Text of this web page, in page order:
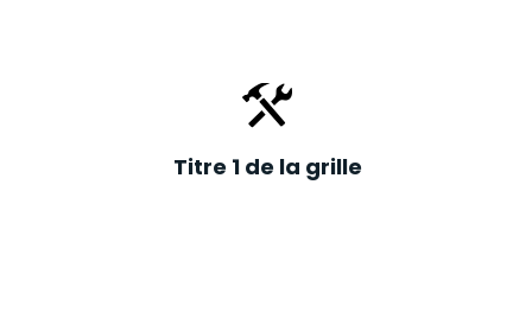
Titre 1 de la grille